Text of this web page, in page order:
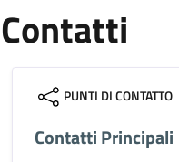
Contatti
PUNTI DI CONTATTO
Contatti Principali